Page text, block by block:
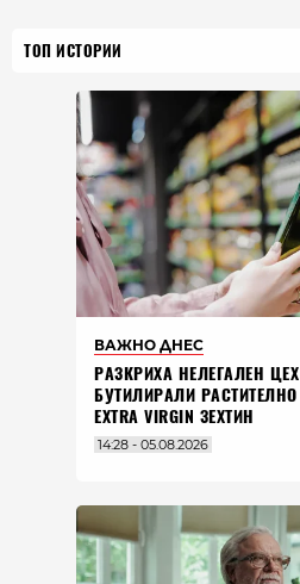
ТОП ИСТОРИИ
ВАЖНО ДНЕС
РАЗКРИХА НЕЛЕГАЛЕН
БУТИЛИРАЛИ
EXTRA VIRGIN ЗЕХТИН
14:28 - 05.08.2026